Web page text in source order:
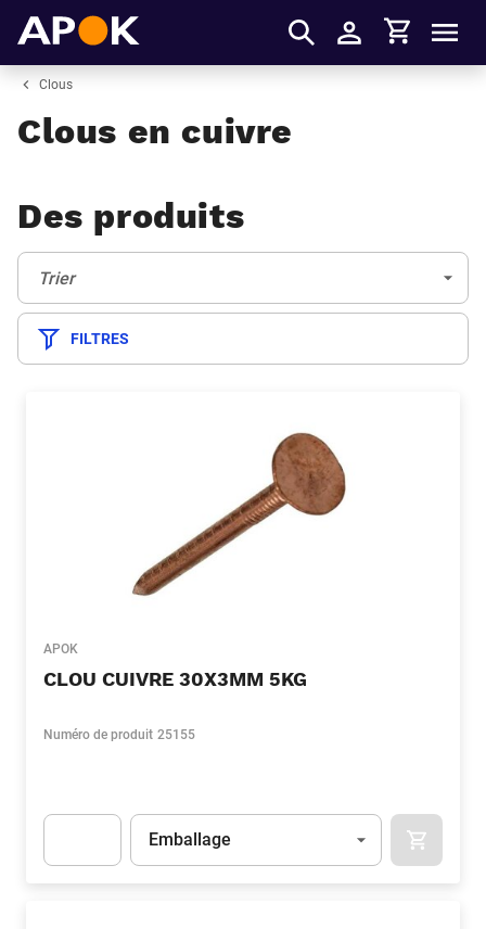
S'identifier
Panier
Clous
Clous en cuivre
Des produits
Trier:
Trier
FILTRES
APOK
CLOU CUIVRE 30X3MM 5KG
Numéro de produit 25155
Unité
Emballage